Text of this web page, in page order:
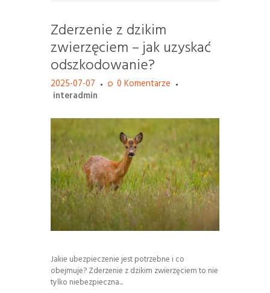
Zderzenie z dzikim
zwierzęciem – jak uzyskać
odszkodowanie?
2025-07-07 0 Komentarze
interadmin
Jakie ubezpieczenie jest potrzebne i co
obejmuje? Zderzenie z dzikim zwierzęciem to nie
tylko niebezpieczna...